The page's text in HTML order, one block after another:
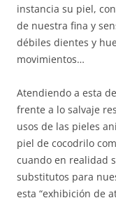
instancia su piel,
de nuestra fina y
débiles dientes y
movimientos…
Atendiendo a esta
frente a lo salvaje
usos de las pieles
piel de cocodrilo
cuando en realidad
substitutos para
esta “exhibición de